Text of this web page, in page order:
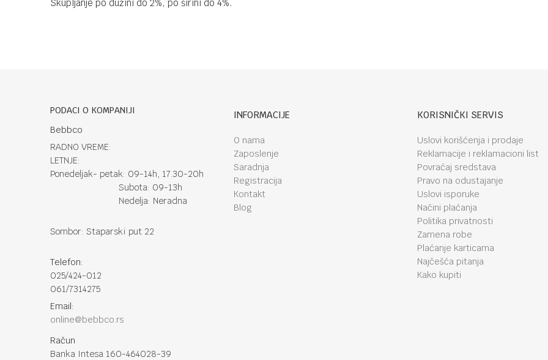
Skupljanje po dužini do 2%, po širini do 4%.
PODACI O KOMPANIJI
Bebbco
RADNO VREME:
LETNJE:
Ponedeljak- petak: 09-14h, 17.30-20h
Subota: 09-13h
Nedelja: Neradna
Sombor: Staparski put 22
Telefon:
025/424-012
061/7314275
Email:
online@bebbco.rs
Račun
Banka Intesa 160-464028-39
INFORMACIJE
O nama
Zaposlenje
Saradnja
Registracija
Kontakt
Blog
KORISNIČKI SERVIS
Uslovi korišćenja i prodaje
Reklamacije i reklamacioni list
Povraćaj sredstava
Pravo na odustajanje
Uslovi isporuke
Načini plaćanja
Politika privatnosti
Zamena robe
Plaćanje karticama
Najčešća pitanja
Kako kupiti